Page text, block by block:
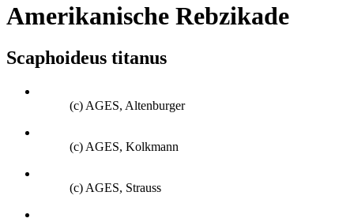
Amerikanische Rebzikade
Scaphoideus titanus
(c) AGES, Altenburger
(c) AGES, Kolkmann
(c) AGES, Strauss